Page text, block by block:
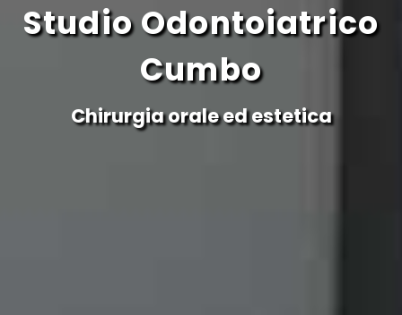
Studio Odontoiatrico
Cumbo
Chirurgia orale ed estetica